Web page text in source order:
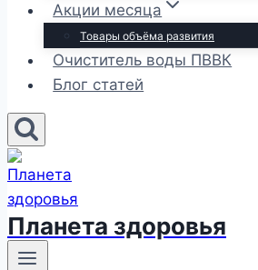
Акции месяца
Товары объёма развития
Очиститель воды ПВВК
Блог статей
Планета здоровья